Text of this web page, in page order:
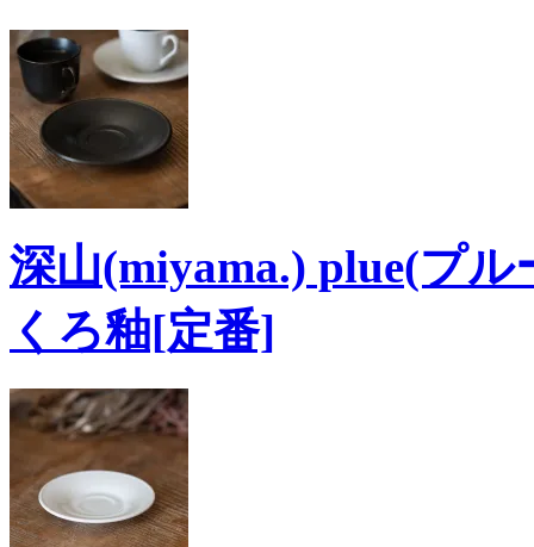
深山(miyama.) plue(プ
くろ釉[定番]